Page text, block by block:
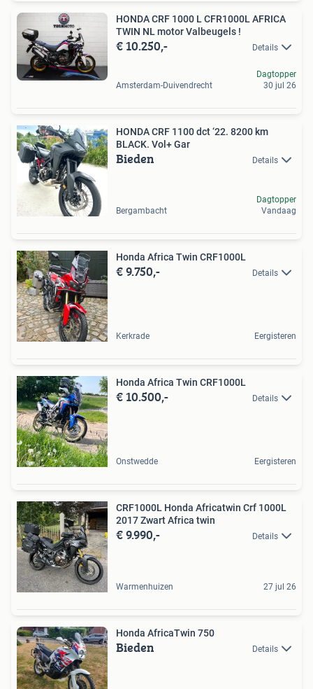
HONDA CRF 1000 L CFR1000L AFRICA
TWIN NL motor Valbeugels !
€ 10.250,- Details
Amsterdam-Duivendrecht
Dagtopper
30 jul 26
HONDA CRF 1100 dct ‘22. 8200 km
BLACK. Vol+ Gar
Bieden Details
Bergambacht
Dagtopper
Vandaag
Honda Africa Twin CRF1000L
€ 9.750,- Details
Kerkrade Eergisteren
Honda Africa Twin CRF1000L
€ 10.500,- Details
Onstwedde Eergisteren
CRF1000L Honda Africatwin Crf 1000L
2017 Zwart Africa twin
€ 9.990,- Details
Warmenhuizen 27 jul 26
Honda AfricaTwin 750
Bieden Details